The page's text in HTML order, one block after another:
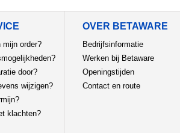
order?
door?
wijzigen?
klachten?
OVER BETAWARE
Bedrijfsinformatie
Werken bij Betaware
Openingstijden
Contact en route